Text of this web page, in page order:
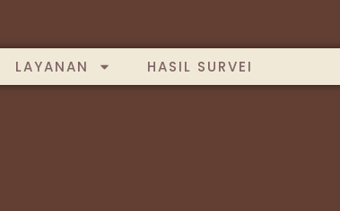
LAYANAN HASIL SURVEI